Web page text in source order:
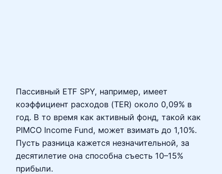
Пассивный ETF SPY, например, имеет
коэффициент расходов (TER) около 0,09% в
год. В то время как активный фонд, такой как
PIMCO Income Fund, может взимать до 1,10%.
Пусть разница кажется незначительной, за
десятилетие она способна съесть 10–15%
прибыли.